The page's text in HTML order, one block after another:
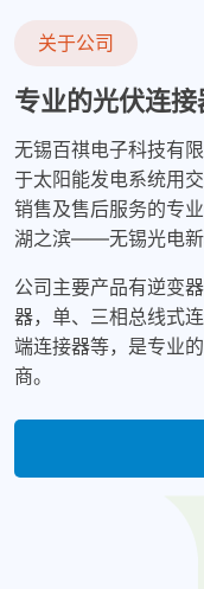
关于公司
专业的光伏连
无锡百祺电子科技有
于太阳能发电系统用
销售及售后服务的专
湖之滨——无锡光电新
公司主要产品有逆变
器，单、三相总线式
端连接器等，是专业
商。